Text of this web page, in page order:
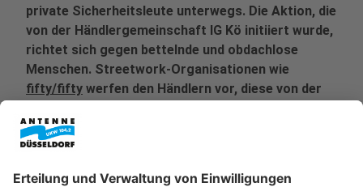
private Sicherheitsleute unterwegs. Die Aktion, die
von der Händlergemeinschaft IG Kö initiiert wurde,
richtet sich gegen bettelnde und obdachlose
Menschen. Streetwork-Organisationen wie
fifty/fifty werfen den Händlern vor, diese von der
Veröffentlicht:
Anzeige